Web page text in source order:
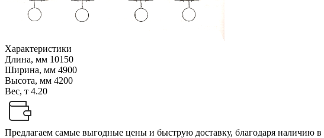
Характеристики
Длина, мм 10150
Ширина, мм 4900
Высота, мм 4200
Вес, т 4.20
Предлагаем самые выгодные цены и быструю доставку, благодаря наличию в